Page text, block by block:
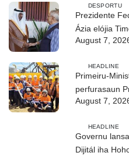
DESPORTU
Prezidente
Ázia elójia
realizasaun
August 7,
HEADLINE
Primeiru-
perfurasaun
uah iha
August 7,
HEADLINE
Governu
Dijitál iha